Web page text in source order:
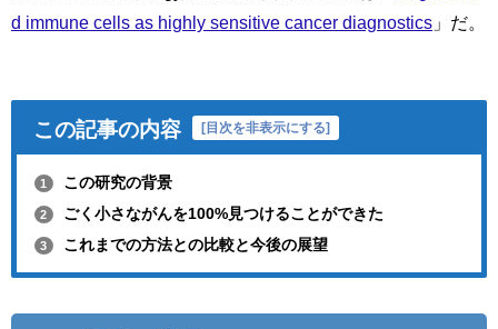
d immune cells as highly sensitive cancer diagnostics 」だ。
この記事の内容 [ 目次を非表示にする]
1 この研究の背景
2 ごく小さながんを100%見つけることができた
3 これまでの方法との比較と今後の展望